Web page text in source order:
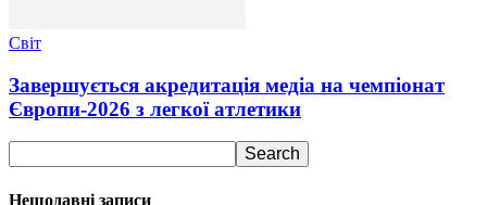
Світ
Завершується акредитація медіа на чемпіонат
Європи-2026 з легкої атлетики
Нещодавні записи